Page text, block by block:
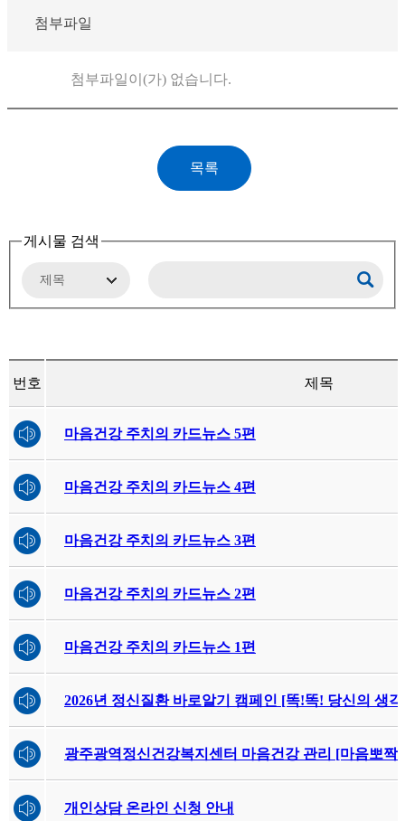
첨부파일
첨부파일이(가) 없습니다.
게시물 검색
번호 제목
마음건강 주치의 카드뉴스 5편
마음건강 주치의 카드뉴스 4편
마음건강 주치의 카드뉴스 3편
마음건강 주치의 카드뉴스 2편
마음건강 주치의 카드뉴스 1편
2026년 정신질환 바로알기 캠페인 [똑!똑! 당신의 생
광주광역정신건강복지센터 마음건강 관리 [마음뽀짝
개인상담 온라인 신청 안내